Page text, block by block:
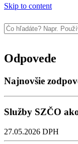
Skip to content
Odpovede
Najnovšie
Služby SZČO
27.05.2026 DPH